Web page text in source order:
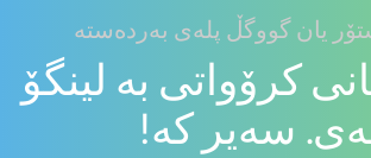
یان گووگڵ پلەی بەردەستە
کرۆواتی بە لینگۆ
سەیر کە!